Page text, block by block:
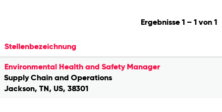
Ergebnisse 1 – 1 von 1
Stellenbezeichnung
Environmental Health and Safety Manager
Supply Chain and Operations
Jackson, TN, US, 38301